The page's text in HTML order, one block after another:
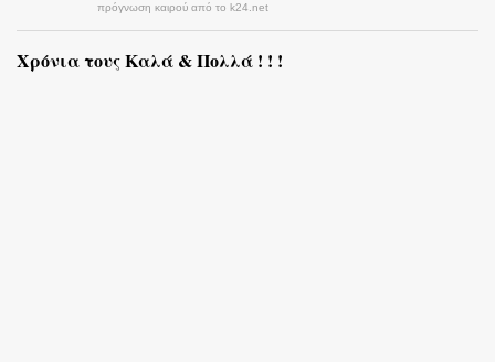
πρόγνωση καιρού από το k24.net
Χρόνια τους Καλά & Πολλά ! ! !